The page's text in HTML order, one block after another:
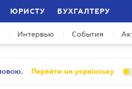
ЮРИСТУ БУХГАЛТЕРУ
Интервью События
Перейти на українську